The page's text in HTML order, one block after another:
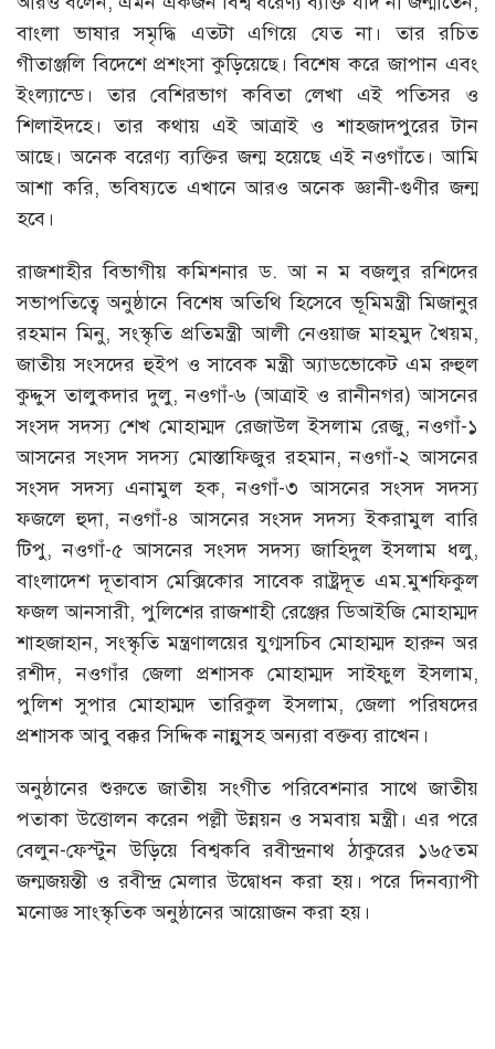
বাংলা ভাষার সমৃদ্ধি এতটা এগিয়ে যেত না। তার রচিত
গীতাঞ্জলি বিদেশে প্রশংসা কুড়িয়েছে। বিশেষ করে জাপান এবং
ইংল্যান্ডে। তার বেশিরভাগ কবিতা লেখা এই পতিসর ও
শিলাইদহে। তার কথায় এই আত্রাই ও শাহজাদপুরের টান
আছে। অনেক বরেণ্য ব্যক্তির জন্ম হয়েছে এই নওগাঁতে। আমি
আশা করি, ভবিষ্যতে এখানে আরও অনেক জ্ঞানী-গুণীর জন্ম
হবে।
রাজশাহীর বিভাগীয় কমিশনার ড. আ ন ম বজলুর রশিদের
সভাপতিত্বে অনুষ্ঠানে বিশেষ অতিথি হিসেবে ভূমিমন্ত্রী মিজানুর
রহমান মিনু, সংস্কৃতি প্রতিমন্ত্রী আলী নেওয়াজ মাহমুদ খৈয়ম,
জাতীয় সংসদের হুইপ ও সাবেক মন্ত্রী অ্যাডভোকেট এম রুহুল
কুদ্দুস তালুকদার দুলু, নওগাঁ-৬ (আত্রাই ও রানীনগর) আসনের
সংসদ সদস্য শেখ মোহাম্মদ রেজাউল ইসলাম রেজু, নওগাঁ-১
আসনের সংসদ সদস্য মোস্তাফিজুর রহমান, নওগাঁ-২ আসনের
সংসদ সদস্য এনামুল হক, নওগাঁ-৩ আসনের সংসদ সদস্য
ফজলে হুদা, নওগাঁ-৪ আসনের সংসদ সদস্য ইকরামুল বারি
টিপু, নওগাঁ-৫ আসনের সংসদ সদস্য জাহিদুল ইসলাম ধলু,
বাংলাদেশ দূতাবাস মেক্সিকোর সাবেক রাষ্ট্রদূত এম.মুশফিকুল
ফজল আনসারী, পুলিশের রাজশাহী রেঞ্জের ডিআইজি মোহাম্মদ
শাহজাহান, সংস্কৃতি মন্ত্রণালয়ের যুগ্মসচিব মোহাম্মদ হারুন অর
রশীদ, নওগাঁর জেলা প্রশাসক মোহাম্মদ সাইফুল ইসলাম,
পুলিশ সুপার মোহাম্মদ তারিকুল ইসলাম, জেলা পরিষদের
প্রশাসক আবু বক্কর সিদ্দিক নান্নুসহ অন্যরা বক্তব্য রাখেন।
অনুষ্ঠানের শুরুতে জাতীয় সংগীত পরিবেশনার সাথে জাতীয়
পতাকা উত্তোলন করেন পল্লী উন্নয়ন ও সমবায় মন্ত্রী। এর পরে
বেলুন-ফেস্টুন উড়িয়ে বিশ্বকবি রবীন্দ্রনাথ ঠাকুরের ১৬৫তম
জন্মজয়ন্তী ও রবীন্দ্র মেলার উদ্বোধন করা হয়। পরে দিনব্যাপী
মনোজ্ঞ সাংস্কৃতিক অনুষ্ঠানের আয়োজন করা হয়।